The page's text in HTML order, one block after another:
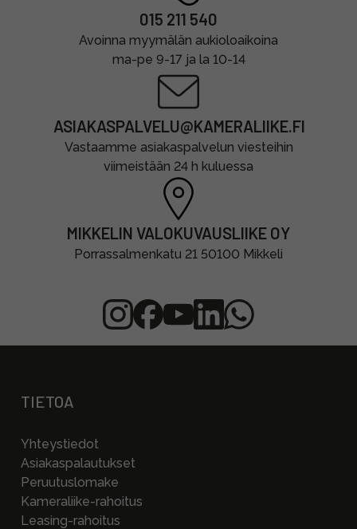
015 211 540
Avoinna myymälän aukioloaikoina
ma-pe 9-17 ja la 10-14
ASIAKASPALVELU@KAMERALIIKE.FI
Vastaamme asiakaspalvelun viesteihin
viimeistään 24 h kuluessa
MIKKELIN VALOKUVAUSLIIKE OY
Porrassalmenkatu 21 50100 Mikkeli
TIETOA
Yhteystiedot
Asiakaspalautukset
Peruutuslomake
Kameraliike-rahoitus
Leasing-rahoitus